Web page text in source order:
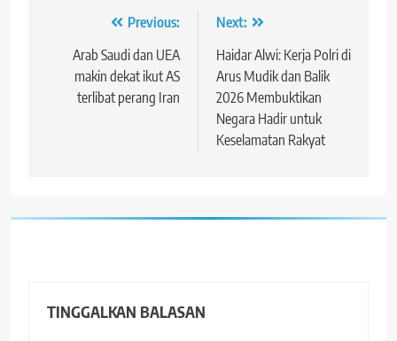
Navigasi
pos
Previous:
Arab Saudi dan UEA
makin dekat ikut AS
terlibat perang Iran
Next:
Haidar Alwi: Kerja Polri di
Arus Mudik dan Balik
2026 Membuktikan
Negara Hadir untuk
Keselamatan Rakyat
TINGGALKAN BALASAN